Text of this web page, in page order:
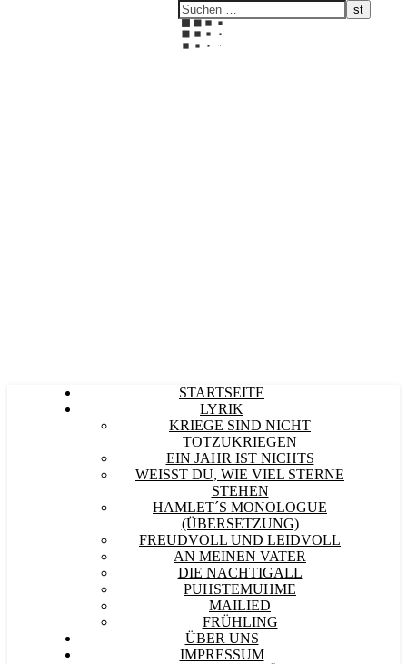
STARTSEITE
LYRIK
KRIEGE SIND NICHT
TOTZUKRIEGEN
EIN JAHR IST NICHTS
WEISST DU, WIE VIEL STERNE S
TEHEN
HAMLET´S MONOLOGUE
(ÜBERSETZUNG)
FREUDVOLL UND LEIDVOLL
AN MEINEN VATER
DIE NACHTIGALL
PUHSTEMUHME
MAILIED
FRÜHLING
ÜBER UNS
IMPRESSUM